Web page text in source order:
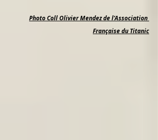
Photo Coll Olivier Mendez de l’Association
Française du Titanic